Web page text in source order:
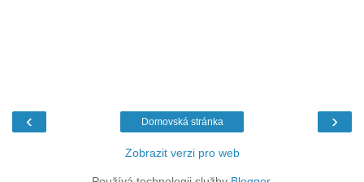
‹ ›
Domovská stránka
Zobrazit verzi pro web